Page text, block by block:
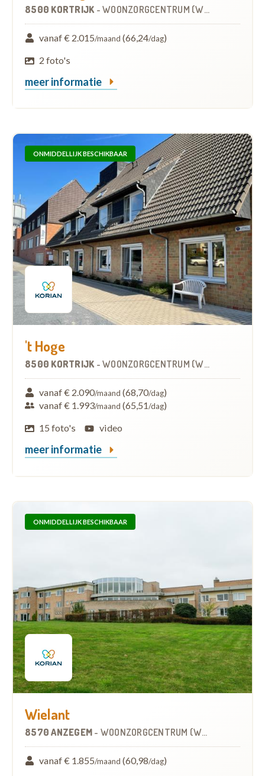
8500 KORTRIJK - WOONZORGCENTRUM (WZC)
vanaf € 2.015/maand (66,24/dag)
2 foto's
meer informatie
ONMIDDELLIJK BESCHIKBAAR
't Hoge
8500 KORTRIJK - WOONZORGCENTRUM (WZC)
vanaf € 2.090/maand (68,70/dag)
vanaf € 1.993/maand (65,51/dag)
15 foto's
video
meer informatie
ONMIDDELLIJK BESCHIKBAAR
Wielant
8570 ANZEGEM - WOONZORGCENTRUM (WZC)
vanaf € 1.855/maand (60,98/dag)